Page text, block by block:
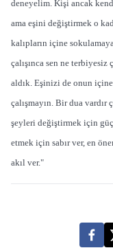
deneyelim. Kişi ancak
ama eşini değiştirmek o
kalıpların içine
çalışınca sen ne
aldık. Eşinizi de onun içine
çalışmayın. Bir dua
şeyleri değiştirmek için
etmek için sabır ver, en
akıl ver."